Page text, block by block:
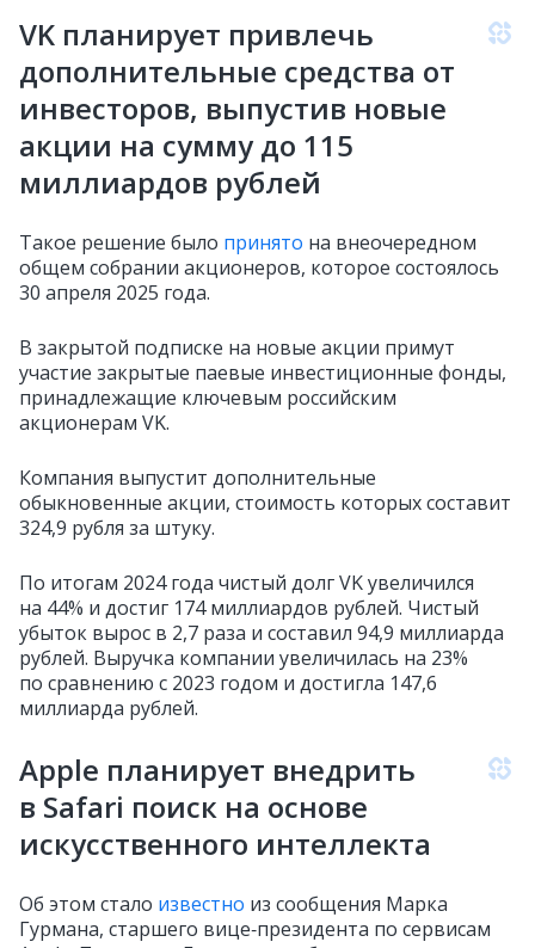
VK планирует привлечь
дополнительные средства от
инвесторов, выпустив новые
акции на сумму до 115
миллиардов рублей
Такое решение было принято на внеочередном
общем собрании акционеров, которое состоялось
30 апреля 2025 года.
В закрытой подписке на новые акции примут
участие закрытые паевые инвестиционные фонды,
принадлежащие ключевым российским
акционерам VK.
Компания выпустит дополнительные
обыкновенные акции, стоимость которых составит
324,9 рубля за штуку.
По итогам 2024 года чистый долг VK увеличился
на 44% и достиг 174 миллиардов рублей. Чистый
убыток вырос в 2,7 раза и составил 94,9 миллиарда
рублей. Выручка компании увеличилась на 23%
по сравнению с 2023 годом и достигла 147,6
миллиарда рублей.
Apple планирует внедрить
в Safari поиск на основе
искусственного интеллекта
Об этом стало известно из сообщения Марка
Гурмана, старшего вице‑президента по сервисам